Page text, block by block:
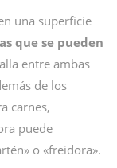
una superficie
que se pueden
entre ambas
de los
carnes,
puede
o «freidora».